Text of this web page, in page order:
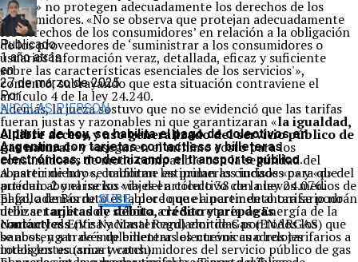
Fuego» no protegen adecuadamente los derechos de los
consumidores. «No se observa que protejan adecuadamente
los derechos de los consumidores’ en relación a la obligación
de los proveedores de ‘suministrar a los consumidores o
usuarios información veraz, detallada, eficaz y suficiente
sobre las características esenciales de los servicios'»,
comentó, subrayando que esta situación contraviene el
artículo 4 de la ley 24.240.
Además, la jueza sostuvo que no se evidenció que las tarifas
fueran justas y razonables ni que garantizaran «la igualdad,
el libre acceso y uso generalizado del servicio público de
gas natural» y «aseguren el mínimo costo para los
consumidores de modo compatible con la seguridad del
abastecimiento», conforme estipulan los incisos «c» y «d» del
artículo 2 y el inciso «d» del artículo 38 de la ley 24.076.
El fallo de Borruto establece que el incremento tarifario no
debe ser aplicado y solicita a la Secretaría de Energía de la
Nación y al Ente Nacional Regulador de Gas (ENARGAS) que
se abstengan de implementar los nuevos cuadros tarifarios a
todos los usuarios y consumidores del servicio público de gas
Publicado
1 año atrás
en
27 de marzo de 2025
Por
NICOLAS PIERSON
A partir de hoy, se habilita el pago de colectivos en
Argentina con tarjetas contactless y billeteras
electrónicas, modernizando el transporte público.
A partir de hoy se habilitan las primeras ciudades para que
puedan abonarse los viajes en colectivo con nuevos medios de
pago, además deSUBE, por lo que a partir de ahora se podrán
utilizartarjetas de débito, crédito y prepagas
contactless(Visa y Mastercard) emitidas por todos los
bancos, y a través de billeteras electrónicas o relojes
inteligentes (smartwatch).